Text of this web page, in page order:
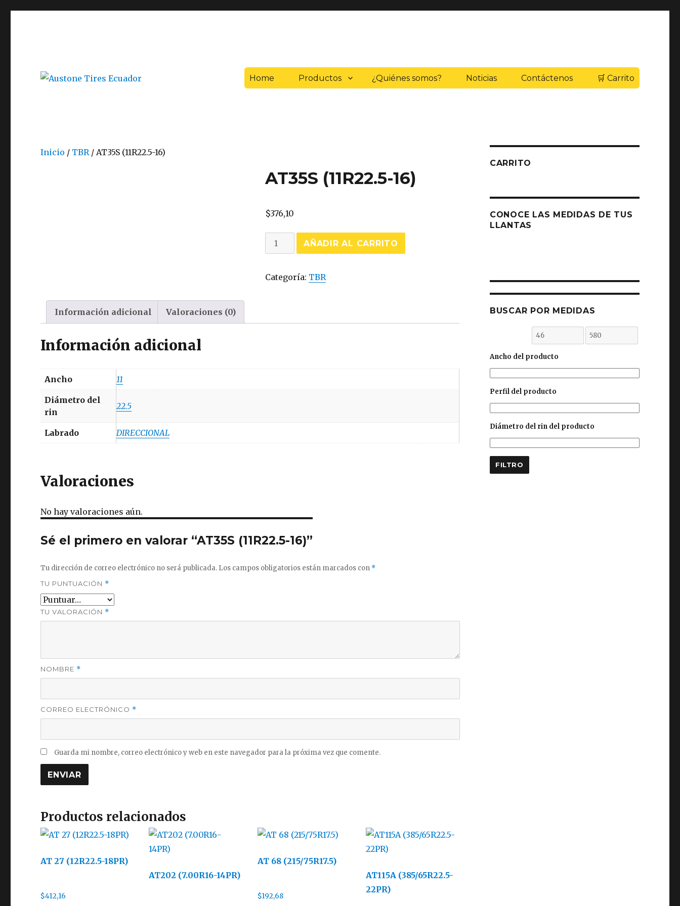
Home Productos ¿Quiénes somos? Noticias Contáctenos 🛒 Carrito
Inicio / TBR/ AT35S (11R22.5-16)
AT35S (11R22.5-16)
$376,10
AT35S
(11R22.5-
cantidad
AÑADIR AL CARRITO
Categoría: TBR
Información adicional Valoraciones (0)
Información adicional
Ancho 11
Diámetro del
rin
22.5
Labrado DIRECCIONAL
Valoraciones
No hay valoraciones aún.
Sé el primero en valorar “AT35S (11R22.5-16)”
Tu dirección de correo electrónico no será publicada. Los campos obligatorios están marcados con *
TU PUNTUACIÓN *
TU VALORACIÓN *
NOMBRE *
CORREO ELECTRÓNICO *
Guarda mi nombre, correo electrónico y web en este navegador para la próxima vez que comente.
Productos relacionados
AT 27 (12R22.5-18PR)
$412,16
AT202 (7.00R16-14PR)
AT 68 (215/75R17.5)
$192,68
AT115A (385/65R22.5-
22PR)
CARRITO
CONOCE LAS MEDIDAS DE TUS
LLANTAS
BUSCAR POR MEDIDAS
Ancho del producto
Perfil del producto
Diámetro del rin del producto
FILTRO